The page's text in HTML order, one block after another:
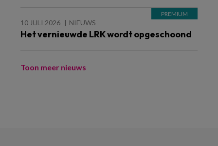
10 JULI 2026 NIEUWS
Het vernieuwde LRK wordt opgeschoond
Toon meer nieuws